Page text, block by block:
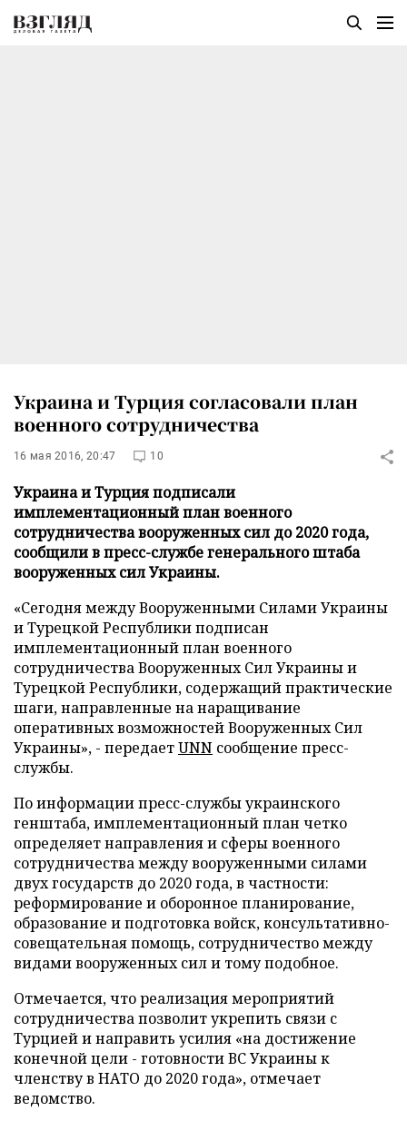
Украина и Турция согласовали план
военного сотрудничества
16 мая 2016, 20:47 10
Украина и Турция подписали
имплементационный план военного
сотрудничества вооруженных сил до 2020 года,
сообщили в пресс-службе генерального штаба
вооруженных сил Украины.
«Сегодня между Вооруженными Силами Украины
и Турецкой Республики подписан
имплементационный план военного
сотрудничества Вооруженных Сил Украины и
Турецкой Республики, содержащий практические
шаги, направленные на наращивание
оперативных возможностей Вооруженных Сил
Украины», - передаетUNN сообщение пресс-
службы.
По информации пресс-службы украинского
генштаба, имплементационный план четко
определяет направления и сферы военного
сотрудничества между вооруженными силами
двух государств до 2020 года, в частности:
реформирование и оборонное планирование,
образование и подготовка войск, консультативно-
совещательная помощь, сотрудничество между
видами вооруженных сил и тому подобное.
Отмечается, что реализация мероприятий
сотрудничества позволит укрепить связи с
Турцией и направить усилия «на достижение
конечной цели - готовности ВС Украины к
членству в НАТО до 2020 года», отмечает
ведомство.